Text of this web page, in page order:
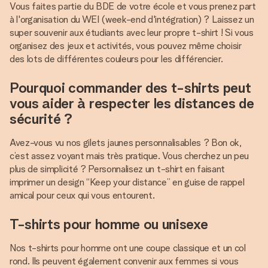
Vous faites partie du BDE de votre école et vous prenez part
à l'organisation du WEI (week-end d'intégration) ? Laissez un
super souvenir aux étudiants avec leur propre t-shirt ! Si vous
organisez des jeux et activités, vous pouvez même choisir
des lots de différentes couleurs pour les différencier.
Pourquoi commander des t-shirts peut
vous aider à respecter les distances de
sécurité ?
Avez-vous vu nos gilets jaunes personnalisables ? Bon ok,
c’est assez voyant mais très pratique. Vous cherchez un peu
plus de simplicité ? Personnalisez un t-shirt en faisant
imprimer un design “Keep your distance” en guise de rappel
amical pour ceux qui vous entourent.
T-shirts pour homme ou unisexe
Nos t-shirts pour homme ont une coupe classique et un col
rond. Ils peuvent également convenir aux femmes si vous